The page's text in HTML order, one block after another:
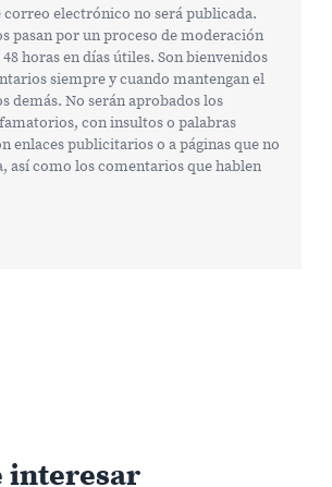
electrónico no será publicada.
pasan por un proceso de moderación
horas en días útiles. Son bienvenidos
siempre y cuando mantengan el
demás. No serán aprobados los
con insultos o palabras
enlaces publicitarios o a páginas que no
así como los comentarios que hablen
interesar